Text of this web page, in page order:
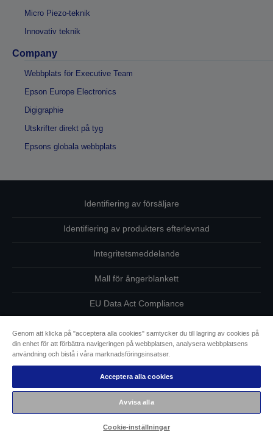
Micro Piezo-teknik
Innovativ teknik
Company
Webbplats för Executive Team
Epson Europe Electronics
Digigraphie
Utskrifter direkt på tyg
Epsons globala webbplats
Identifiering av försäljare
Identifiering av produkters efterlevnad
Integritetsmeddelande
Mall för ångerblankett
EU Data Act Compliance
Kontakta oss angående dina uppgifter
Information om cookies
Epsons åtagande avseende tillgänglighet
Copyright © 2026 Seiko Epson
Genom att klicka på "acceptera alla cookies" samtycker du till lagring av cookies på
din enhet för att förbättra navigeringen på webbplatsen, analysera webbplatsens
användning och bistå i våra marknadsföringsinsatser.
Acceptera alla cookies
Avvisa alla
Cookie-inställningar